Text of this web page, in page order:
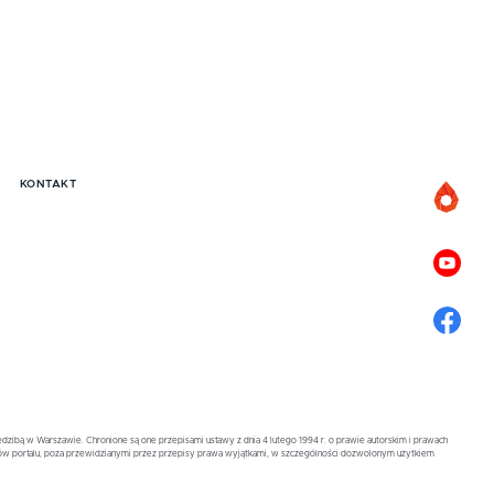
KONTAKT
w Warszawie. Chronione są one przepisami ustawy z dnia 4 lutego 1994 r. o prawie autorskim i prawach
portalu, poza przewidzianymi przez przepisy prawa wyjątkami, w szczególności dozwolonym użytkiem